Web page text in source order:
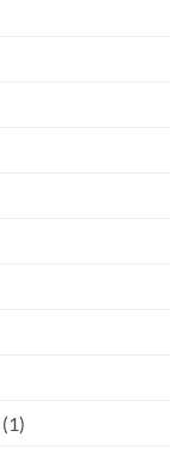
(1)